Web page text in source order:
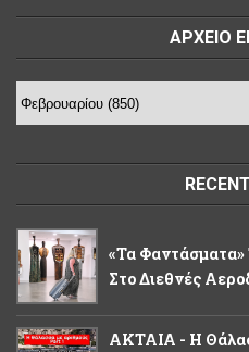
ΑΡΧΕΙΟ
«Τα
Στο Διεθνές
ΑΚΤΑΙΑ - Η